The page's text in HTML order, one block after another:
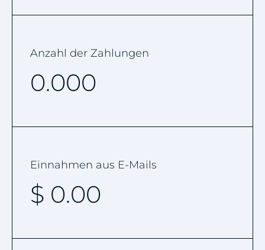
Anzahl der Zahlungen
0.000
Einnahmen aus E-Mails
$ 0.00